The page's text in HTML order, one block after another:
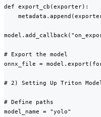
def export_cb(exporter):
# Export the model
onnx_file =
# 2) Setting Up Triton
# Define paths
model_name = "yolo"